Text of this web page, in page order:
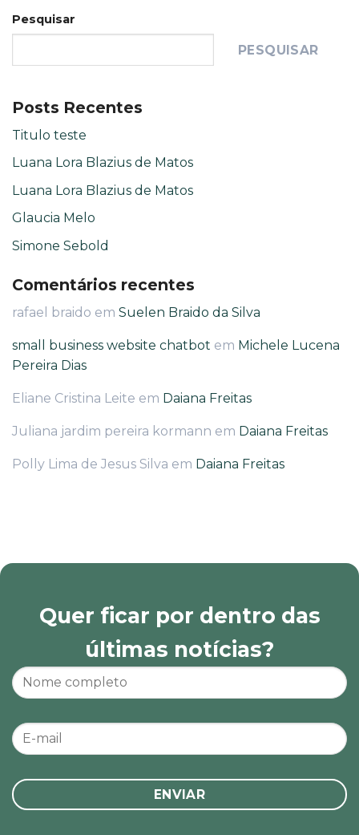
Pesquisar
PESQUISAR
Posts Recentes
Titulo teste
Luana Lora Blazius de Matos
Luana Lora Blazius de Matos
Glaucia Melo
Simone Sebold
Comentários recentes
rafael braido em Suelen Braido da Silva
small business website chatbot em Michele Lucena
Pereira Dias
Eliane Cristina Leite em Daiana Freitas
Juliana jardim pereira kormann em Daiana Freitas
Polly Lima de Jesus Silva em Daiana Freitas
Quer ficar por dentro das
últimas notícias?